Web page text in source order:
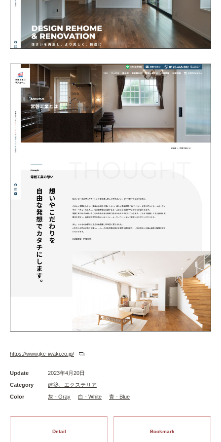
https://www.jkc-iwaki.co.jp/
Update
2023年4月20日
Category
建築、エクステリア
Color
灰 - Gray 白 - White 青 - Blue
Detail Bookmark